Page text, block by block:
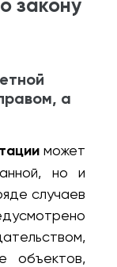
а
может
но и
случаев
объектов,